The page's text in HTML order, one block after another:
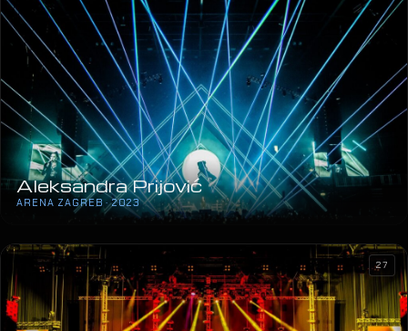
Aleksandra Prijović
ARENA ZAGREB · 2023
27